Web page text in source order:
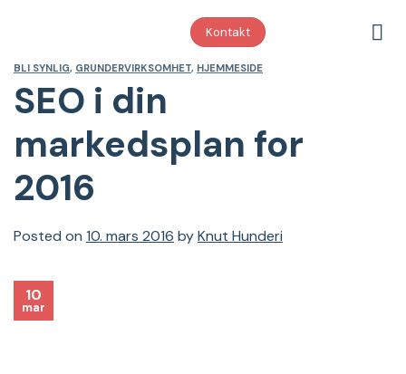
Kontakt
BLI SYNLIG, GRUNDERVIRKSOMHET, HJEMMESIDE
SEO i din
markedsplan for
2016
Posted on 10. mars 2016 byKnut Hunderi
10
mar